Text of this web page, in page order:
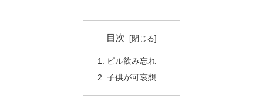
目次
ピル飲み忘れ
子供が可哀想